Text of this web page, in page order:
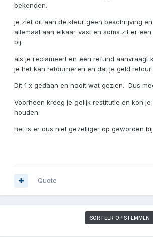
bekenden.
je ziet dit aan de kleur geen beschrijving
allemaal aan elkaar vast en soms zit er
bij.
als je reclameert en een refund aanvraagt
je het kan retourneren en dat je geld retour
Dit 1 x gedaan en nooit wat gezien. Dus
Voorheen kreeg je gelijk restitutie en kon je
houden.
het is er dus niet gezelliger op geworden
Quote
SORTEER OP STEMMEN